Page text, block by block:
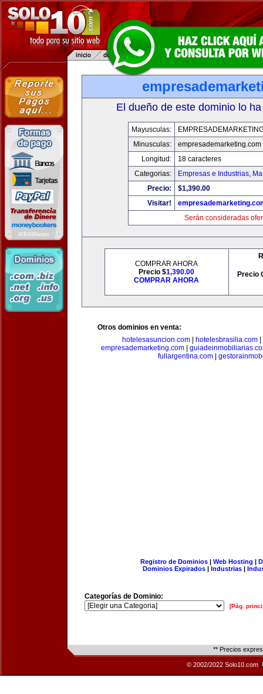
El dueño de este dominio lo
Mayusculas:
Minusculas:
empresademarketing.com
Longitud:
18 caracteres
Categorias:
Empresas e Industrias,
Precio:
$1,390.00
Visitar!
Serán consideradas
COMPRAR AHORA
Precio $1,390.00
COMPRAR AHORA
Precio
Otros dominios en venta:
hotelesasuncion.com| hotelesbrasilia.com|
empresademarketing.com|
fullargentina.com
Registro de Dominios| Web Hosting |
Dominios Expirados | Industrias |
Categorías de Dominio:
[Pág.
** Precios
© 2002/2022 Solo10.com